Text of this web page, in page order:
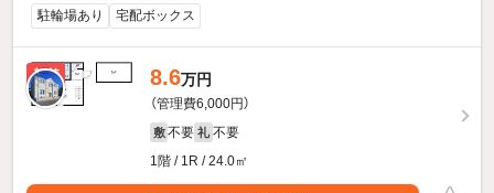
駐輪場あり 宅配ボックス
新着 8.6万円
（管理費6,000円）
敷 不要 礼 不要
1階 / 1R / 24.0㎡